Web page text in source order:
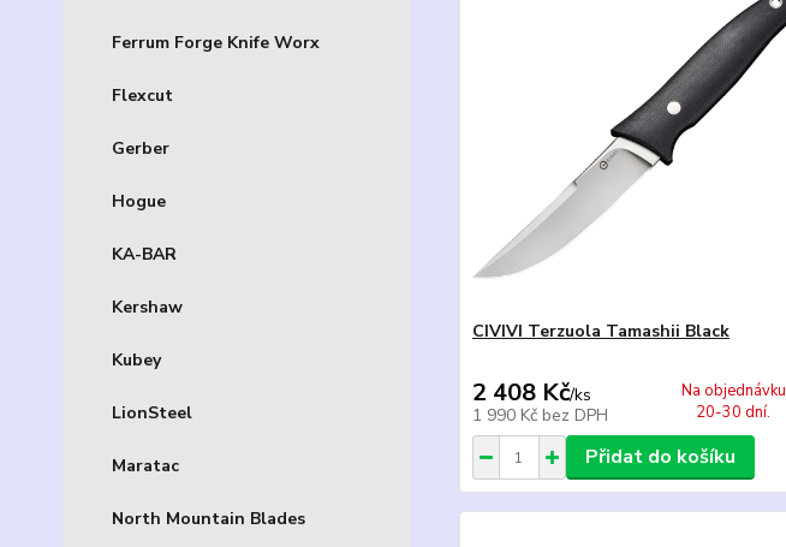
Ferrum Forge Knife Worx
Flexcut
Gerber
Hogue
KA-BAR
Kershaw
Kubey
LionSteel
Maratac
North Mountain Blades
CIVIVI Terzuola Tamashii Black
2 408 Kč/ks
1 990 Kč bez DPH
Na objednávku
20-30 dní.
Přidat do košíku